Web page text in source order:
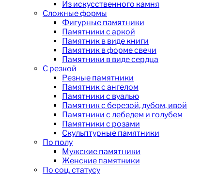
Из искусственного камня
Сложные формы
Фигурные памятники
Памятники с аркой
Памятник в виде книги
Памятник в форме свечи
Памятники в виде сердца
С резкой
Резные памятники
Памятник с ангелом
Памятники с вуалью
Памятник с березой, дубом, ивой
Памятники с лебедем и голубем
Памятники с розами
Скульптурные памятники
По полу
Мужские памятники
Женские памятники
По соц. статусу